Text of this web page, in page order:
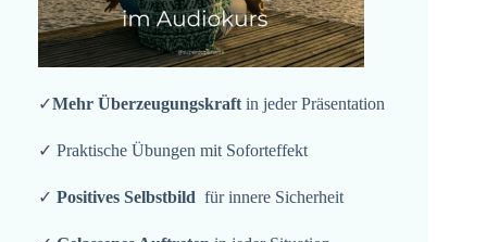
✓Mehr Überzeugungskraft in jeder Präsentation
✓ Praktische Übungen mit Soforteffekt
✓ Positives Selbstbild für innere Sicherheit